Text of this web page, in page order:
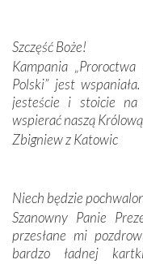
spotykaliśmy
Portugalczyków.
zwyczaje. Mimo że
oddalone, w
Sprawiła to
kulturowa bliskość
wspólnej wierze.
mieliśmy okazję
otacza nie tylko
się Jej ufnie oddają,
Jej siebie oraz swych
Szczęść Boże!
Kampania
Polski” jest
jesteście i stoicie
wspierać naszą
Zbigniew z Katowic
Niech będzie
Szanowny Panie
przesłane mi
bardzo ładnej